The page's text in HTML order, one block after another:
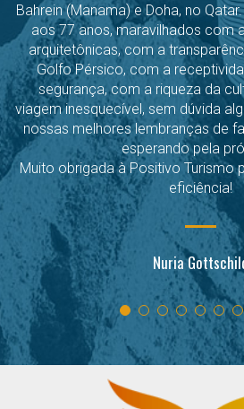
Bahrein (Manama) e Doha, no
aos 77 anos, maravilhados com
arquitetônicas, com a
Golfo Pérsico, com a
segurança, com a riqueza da
viagem inesquecível, sem dúvida
nossas melhores lembranças de
esperando pela
Muito obrigada à Positivo Turismo
eficiência!
Nuria